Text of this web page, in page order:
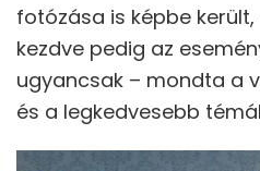
fotózása is képbe
kezdve pedig az
ugyancsak – mondta a
és a legkedvesebb